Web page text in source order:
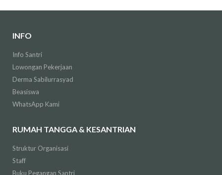
INFO
Info Santri
Lowongan Pekerjaan
Derma Sabilurrasyad
Beasiswa
WhatsApp Kami
RUMAH TANGGA & KESANTRIAN
Struktur Organisasi
Staff
Buku Pegangan Santri